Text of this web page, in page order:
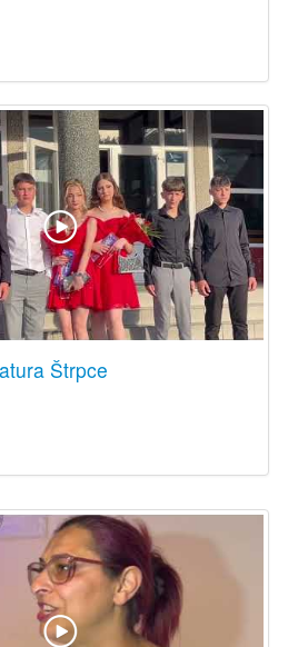
Štrpce